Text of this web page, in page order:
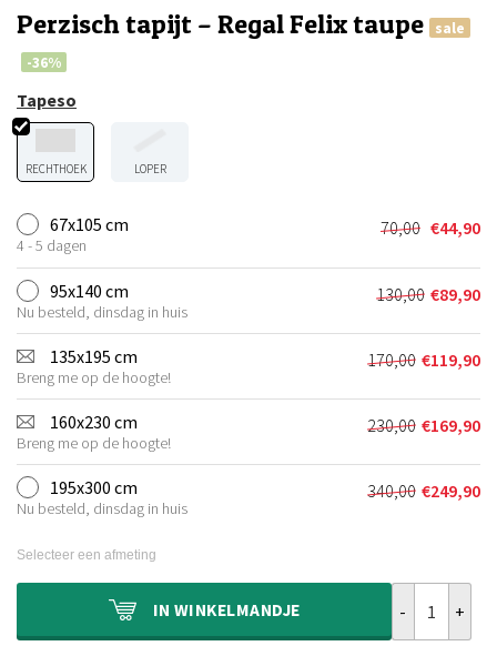
Perzisch tapijt – Regal Felix taupe
sale
-36%
Tapeso
RECHTHOEK LOPER
67x105 cm
4 - 5 dagen
70,00
prijs
was:
€70,00.
€44,90
Huidige
prijs
is:
€44,90.
95x140 cm
Nu besteld, dinsdag in huis
130,00
prijs
was:
€130,00.
€89,90
Huidige
prijs
is:
€89,90.
135x195 cm
Breng me op de hoogte!
170,00
prijs
was:
€170,00.
€119,90
Huidige
prijs
is:
€119,90.
160x230 cm
Breng me op de hoogte!
230,00
prijs
was:
€230,00.
€169,90
Huidige
prijs
is:
€169,90.
195x300 cm
Nu besteld, dinsdag in huis
340,00 €249,90
Huidige
Selecteer een afmeting
IN WINKELMANDJE